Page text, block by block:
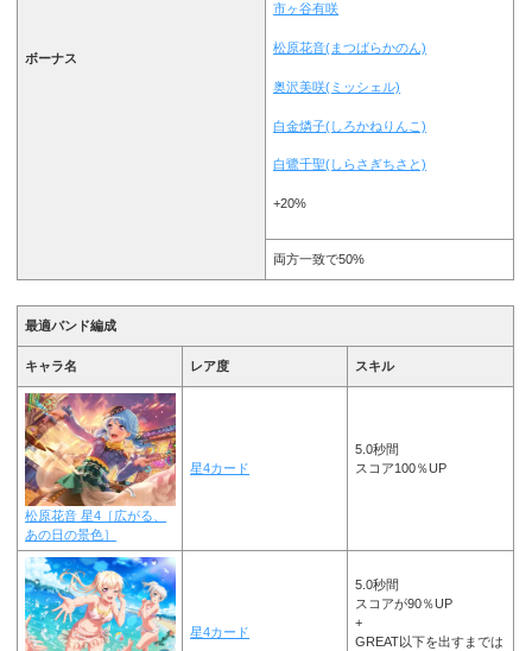
ボーナス
市ヶ谷有咲
松原花音(まつばらかのん)
奥沢美咲(ミッシェル)
白金燐子(しろかねりんこ)
白鷺千聖(しらさぎちさと)
+20%
両方一致で50%
最適バンド編成
キャラ名 レア度 スキル
松原花音 星4［広がる、
あの日の景色］
星4カード
5.0秒間
スコア100％UP
星4カード
5.0秒間
スコアが90％UP
+
GREAT以下を出すまでは